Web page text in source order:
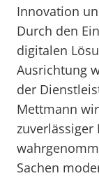
Innovation
Durch den
digitalen
Ausrichtung
der
Mettmann
Sachen